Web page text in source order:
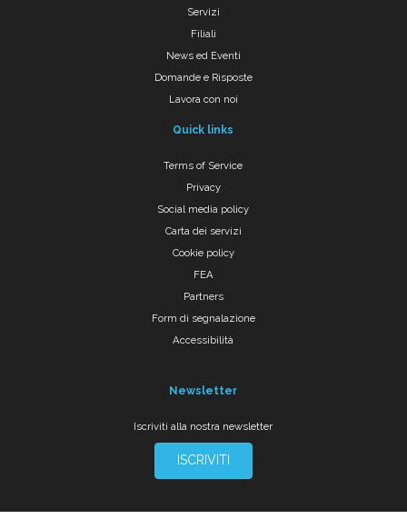
Servizi
Filiali
News ed Eventi
Domande e Risposte
Lavora con noi
Quick links
Terms of Service
Privacy
Social media policy
Carta dei servizi
Cookie policy
FEA
Partners
Form di segnalazione
Accessibilità
Newsletter
Iscriviti alla nostra newsletter
ISCRIVITI